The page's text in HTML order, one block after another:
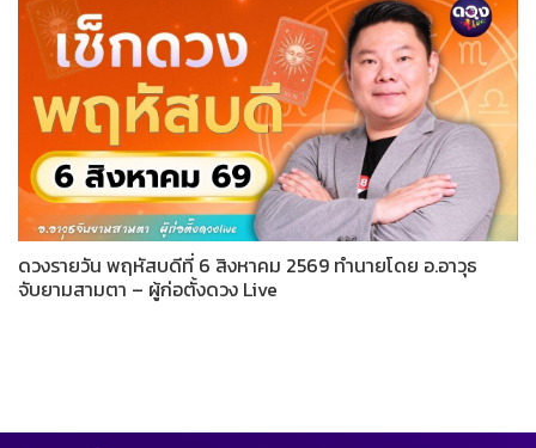
ดวงรายวัน พฤหัสบดีที่ 6 สิงหาคม 2569 ทำนายโดย อ.อาวุธ
จับยามสามตา – ผู้ก่อตั้งดวง Live